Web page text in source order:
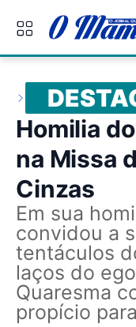
Homilia
na Missa
Cinzas
Em sua
convidou a
tentáculos
laços do
Quaresma
propício